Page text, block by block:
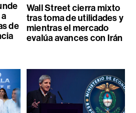
de
Wall Street cierra mixto
tras toma de utilidades y
mientras el mercado
evalúa avances con Irán